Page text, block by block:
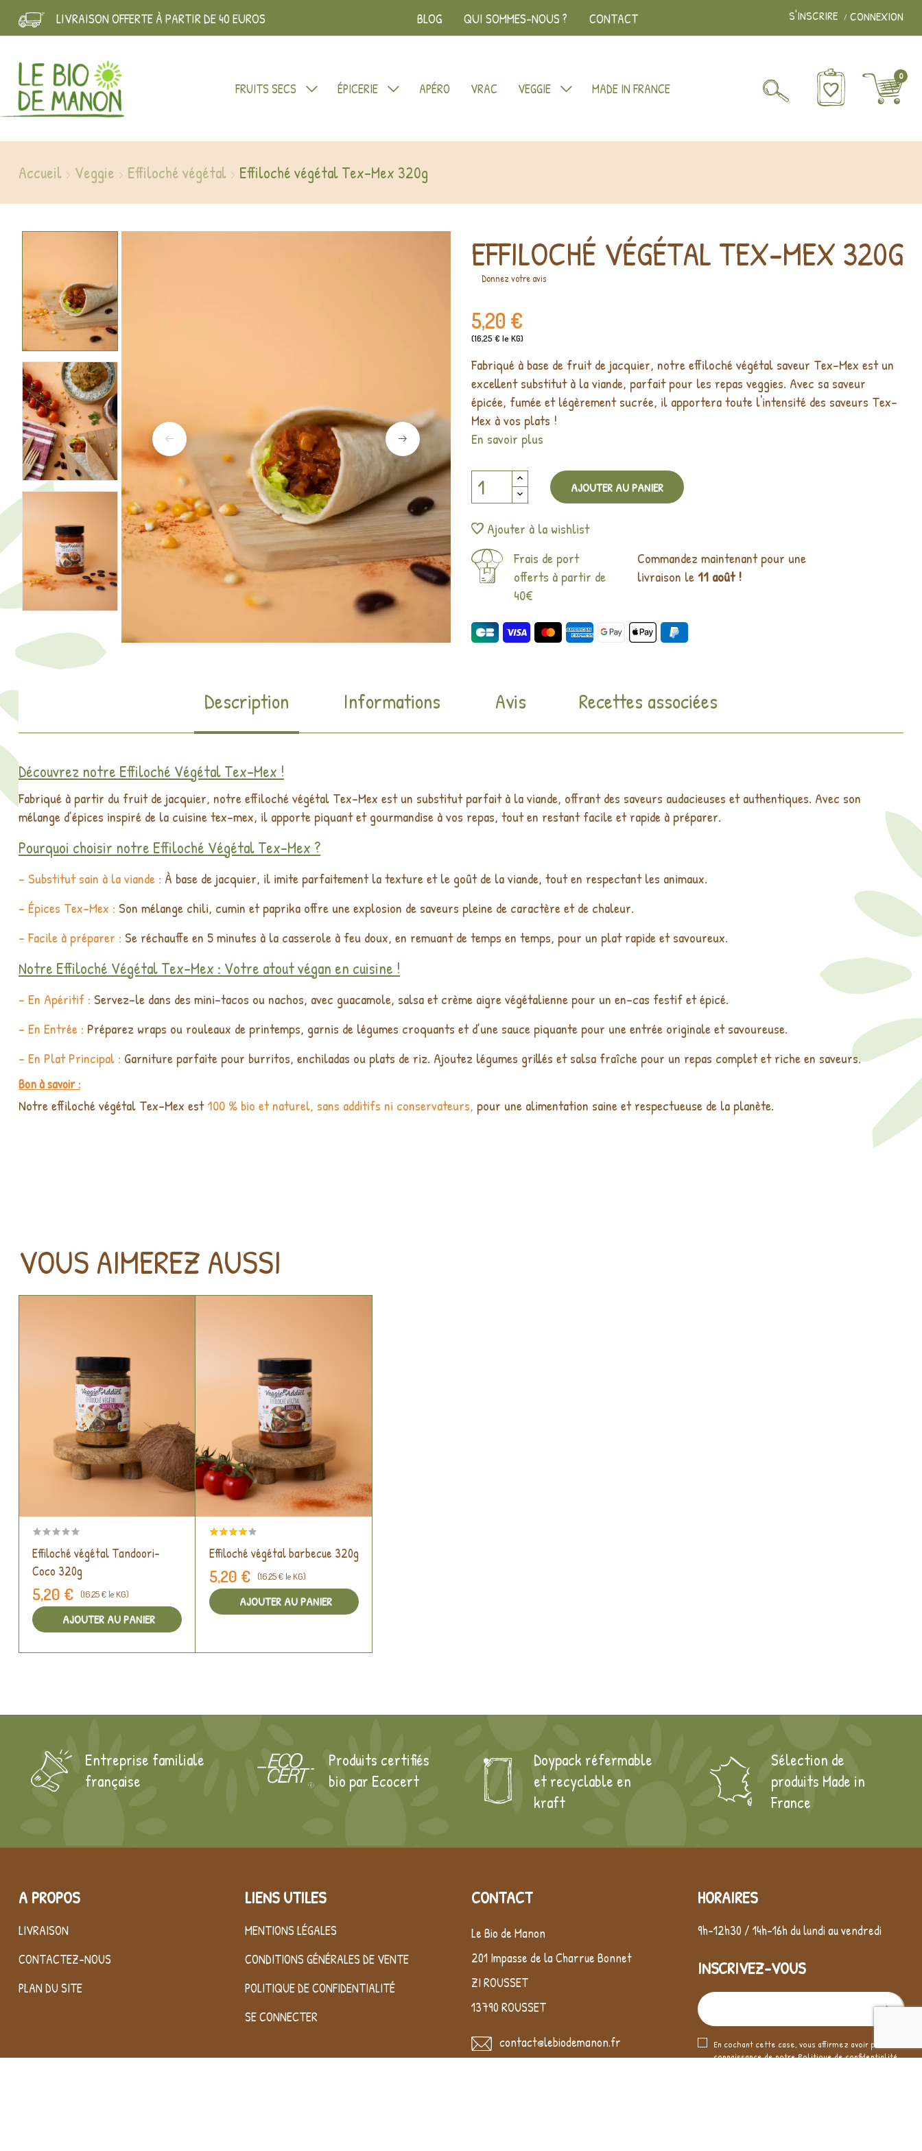
S'INSCRIRE CONNEXION
LIVRAISON OFFERTE À PARTIR DE 40 EUROS BLOG QUI SOMMES-NOUS ? CONTACT
FRUITS SECS ÉPICERIE APÉRO VRAC VEGGIE MADE IN FRANCE
0
Accueil Veggie Effiloché végétal Effiloché végétal Tex-Mex 320g
EFFILOCHÉ VÉGÉTAL TEX-MEX 320G
Donnez votre avis
5,20 €
(16,25 € le KG)
Fabriqué à base de fruit de jacquier, notre effiloché végétal saveur Tex-Mex est un
excellent substitut à la viande, parfait pour les repas veggies. Avec sa saveur
épicée, fumée et légèrement sucrée, il apportera toute l'intensité des saveurs Tex-
Mex à vos plats !
En savoir plus
AJOUTER AU PANIER
Ajouter à la wishlist
Frais de port
offerts à partir de
40€
Commandez maintenant pour une
livraison le11 août !
Description Informations Avis Recettes associées
Découvrez notre Effiloché Végétal Tex-Mex !
Fabriqué à partir du fruit de jacquier, notre effiloché végétal Tex-Mex est un substitut parfait à la viande, offrant des saveurs audacieuses et authentiques. Avec son
mélange d’épices inspiré de la cuisine tex-mex, il apporte piquant et gourmandise à vos repas, tout en restant facile et rapide à préparer.
Pourquoi choisir notre Effiloché Végétal Tex-Mex ?
- Substitut sain à la viande : À base de jacquier, il imite parfaitement la texture et le goût de la viande, tout en respectant les animaux.
- Épices Tex-Mex : Son mélange chili, cumin et paprika offre une explosion de saveurs pleine de caractère et de chaleur.
- Facile à préparer : Se réchauffe en 5 minutes à la casserole à feu doux, en remuant de temps en temps, pour un plat rapide et savoureux.
Notre Effiloché Végétal Tex-Mex : Votre atout végan en cuisine !
- En Apéritif : Servez-le dans des mini-tacos ou nachos, avec guacamole, salsa et crème aigre végétalienne pour un en-cas festif et épicé.
- En Entrée : Préparez wraps ou rouleaux de printemps, garnis de légumes croquants et d’une sauce piquante pour une entrée originale et savoureuse.
- En Plat Principal : Garniture parfaite pour burritos, enchiladas ou plats de riz. Ajoutez légumes grillés et salsa fraîche pour un repas complet et riche en saveurs.
Bon à savoir :
Notre effiloché végétal Tex-Mex est100 % bio et naturel, sans additifs ni conservateurs, pour une alimentation saine et respectueuse de la planète.
VOUS AIMEREZ AUSSI
Effiloché végétal Tandoori-
Coco 320g
5,20 € (16,25 € le KG)
AJOUTER AU PANIER
Effiloché végétal barbecue 320g
5,20 € (16,25 € le KG)
AJOUTER AU PANIER
Entreprise familiale
française
Produits certifiés
bio par Ecocert
Doypack réfermable
et recyclable en
kraft
Sélection de
produits Made in
France
A PROPOS
LIVRAISON
CONTACTEZ-NOUS
PLAN DU SITE
LIENS UTILES
MENTIONS LÉGALES
CONDITIONS GÉNÉRALES DE VENTE
POLITIQUE DE CONFIDENTIALITÉ
SE CONNECTER
CONTACT
Le Bio de Manon
201 Impasse de la Charrue Bonnet
ZI ROUSSET
13790 ROUSSET
contact@lebiodemanon.fr
HORAIRES
En cochant cette case, vous affirmez avoir pris
connaissance de notrePolitique de confidentialité
9h-12h30 / 14h-16h du lundi au vendredi
INSCRIVEZ-VOUS